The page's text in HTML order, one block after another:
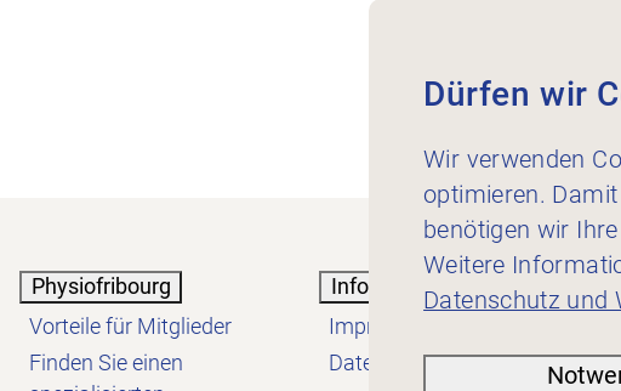
Physiofribourg
Vorteile für Mitglieder
Finden Sie einen
Informationen
Impressum
Datenschutzerklärung
Dürfen wir
Wir verwenden
optimieren.
benötigen wir
Weitere
Datenschutz und